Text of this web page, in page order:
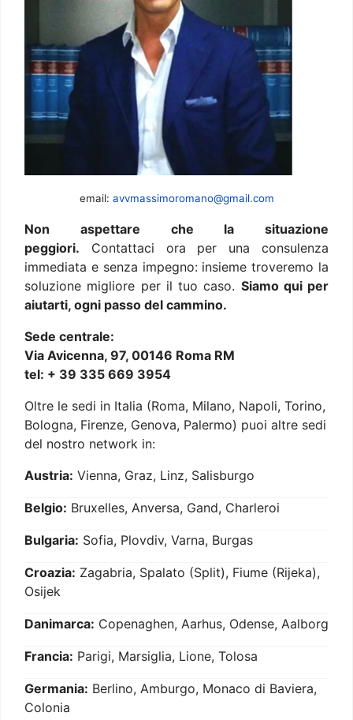
email: avvmassimoromano@gmail.com
Non aspettare che la situazione
peggiori. Contattaci ora per una consulenza
immediata e senza impegno: insieme troveremo la
soluzione migliore per il tuo caso. Siamo qui per
aiutarti, ogni passo del cammino.
Sede centrale:
Via Avicenna, 97, 00146 Roma RM
tel: + 39 335 669 3954
Oltre le sedi in Italia (Roma, Milano, Napoli, Torino,
Bologna, Firenze, Genova, Palermo) puoi altre sedi
del nostro network in:
Austria: Vienna, Graz, Linz, Salisburgo
Belgio: Bruxelles, Anversa, Gand, Charleroi
Bulgaria: Sofia, Plovdiv, Varna, Burgas
Croazia: Zagabria, Spalato (Split), Fiume (Rijeka),
Osijek
Danimarca: Copenaghen, Aarhus, Odense, Aalborg
Francia: Parigi, Marsiglia, Lione, Tolosa
Germania: Berlino, Amburgo, Monaco di Baviera,
Colonia